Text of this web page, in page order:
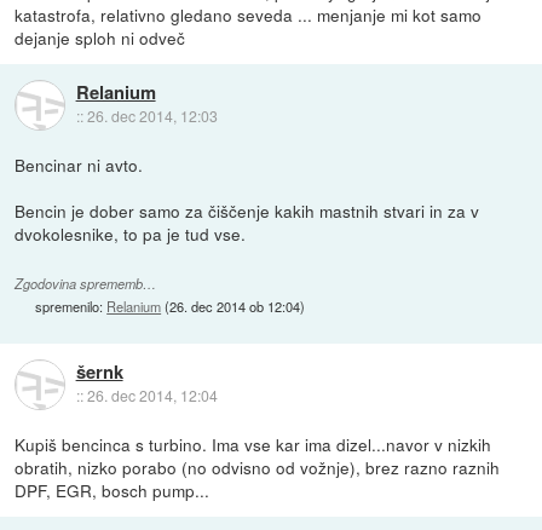
katastrofa, relativno gledano seveda ... menjanje mi kot samo
dejanje sploh ni odveč
Relanium
::26. dec 2014, 12:03
Bencinar ni avto.
Bencin je dober samo za čiščenje kakih mastnih stvari in za v
dvokolesnike, to pa je tud vse.
Zgodovina sprememb…
spremenilo: Relanium(26. dec 2014 ob 12:04)
šernk
::26. dec 2014, 12:04
Kupiš bencinca s turbino. Ima vse kar ima dizel...navor v nizkih
obratih, nizko porabo (no odvisno od vožnje), brez razno raznih
DPF, EGR, bosch pump...